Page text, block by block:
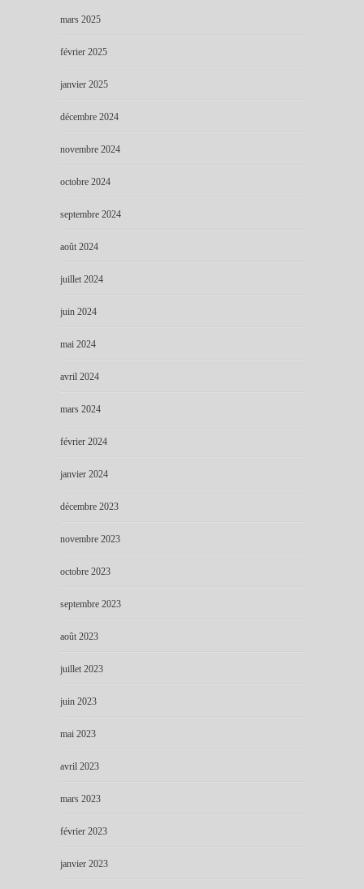
mars 2025
février 2025
janvier 2025
décembre 2024
novembre 2024
octobre 2024
septembre 2024
août 2024
juillet 2024
juin 2024
mai 2024
avril 2024
mars 2024
février 2024
janvier 2024
décembre 2023
novembre 2023
octobre 2023
septembre 2023
août 2023
juillet 2023
juin 2023
mai 2023
avril 2023
mars 2023
février 2023
janvier 2023